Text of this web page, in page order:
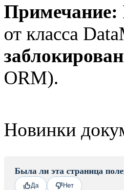
Примечание:
от класса
ORM).
Новинки
Была ли эта страница
Да Нет